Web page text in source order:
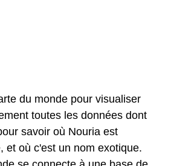
du monde pour visualiser
toutes les données dont
savoir où Nouria est
et où c'est un nom exotique.